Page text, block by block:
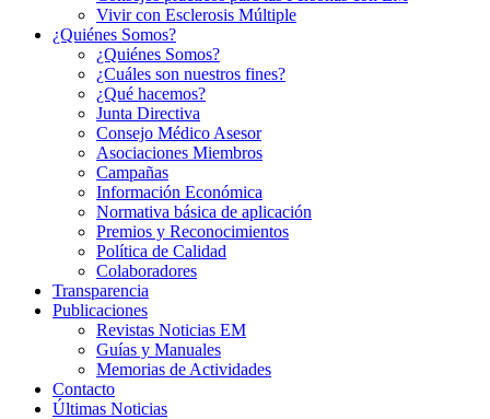
Vivir con Esclerosis Múltiple
¿Quiénes Somos?
¿Quiénes Somos?
¿Cuáles son nuestros fines?
¿Qué hacemos?
Junta Directiva
Consejo Médico Asesor
Asociaciones Miembros
Campañas
Información Económica
Normativa básica de aplicación
Premios y Reconocimientos
Política de Calidad
Colaboradores
Transparencia
Publicaciones
Revistas Noticias EM
Guías y Manuales
Memorias de Actividades
Contacto
Últimas Noticias